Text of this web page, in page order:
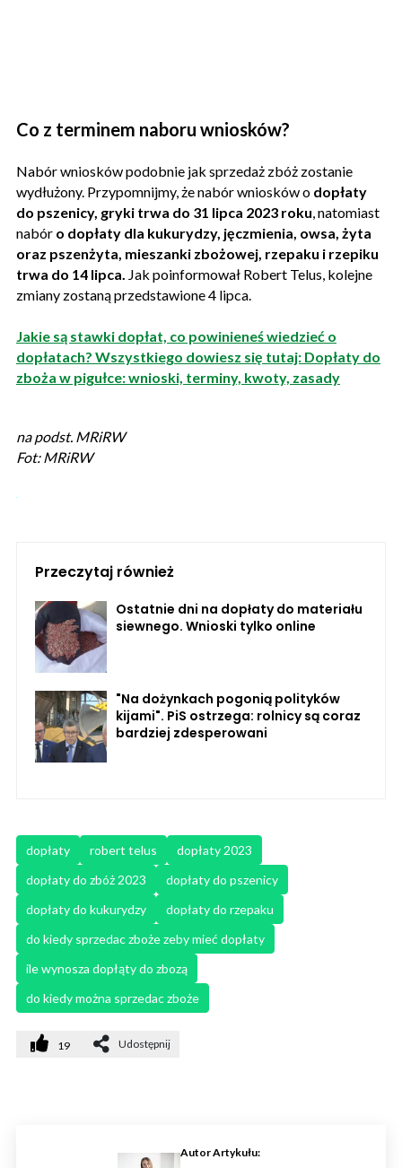
Co z terminem naboru wniosków?
Nabór wniosków podobnie jak sprzedaż zbóż zostanie
wydłużony. Przypomnijmy, że nabór wniosków o dopłaty
do pszenicy, gryki trwa do 31 lipca 2023 roku , natomiast
nabór o dopłaty dla kukurydzy, jęczmienia, owsa, żyta
oraz pszenżyta, mieszanki zbożowej, rzepaku i rzepiku
trwa do 14 lipca. Jak poinformował Robert Telus, kolejne
zmiany zostaną przedstawione 4 lipca.
Jakie są stawki dopłat, co powinieneś wiedzieć o
dopłatach? Wszystkiego dowiesz się tutaj: Dopłaty do
zboża w pigułce: wnioski, terminy, kwoty, zasady
na podst. MRiRW
Fot: MRiRW
Przeczytaj również
Ostatnie dni na dopłaty do materiału
siewnego. Wnioski tylko online
"Na dożynkach pogonią polityków
kijami". PiS ostrzega: rolnicy są coraz
bardziej zdesperowani
dopłaty robert telus
dopłaty 2023
dopłaty do zbóż 2023
dopłaty do pszenicy
dopłaty do kukurydzy
dopłaty do rzepaku
do kiedy sprzedac zboże zeby mieć dopłaty
ile wynosza dopłąty do zbozą
do kiedy można sprzedac zboże
19 Udostępnij
Autor Artykułu: